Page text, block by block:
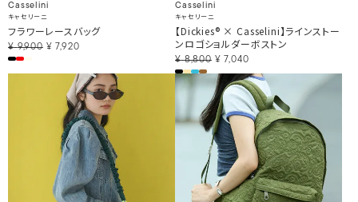
Casselini
キャセリーニ
フラワーレースバッグ
¥ 9,900 ¥ 7,920
Casselini
キャセリーニ
【Dickies® × Casselini】ラインストー
ンロゴショルダーボストン
¥ 8,800 ¥ 7,040